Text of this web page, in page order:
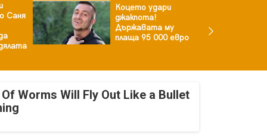
Саня
Коцето удари
джакпота!
Държавата му
плаща 95 000 евро
Worms Will Fly Out Like a Bullet